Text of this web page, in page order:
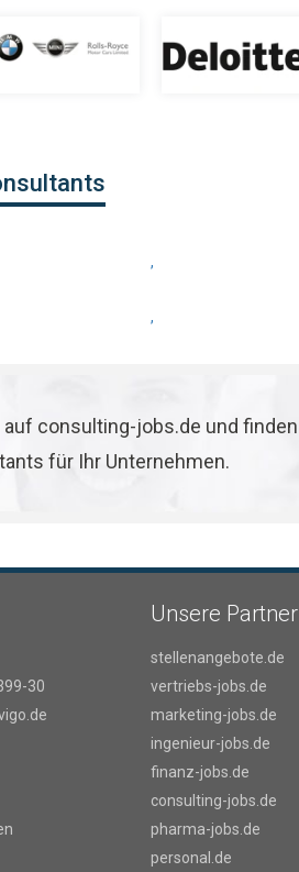
,
,
auf consulting-jobs.de und finden
für Ihr Unternehmen.
30
Unsere Partner
stellenangebote.de
vertriebs-jobs.de
marketing-jobs.de
ingenieur-jobs.de
finanz-jobs.de
consulting-jobs.de
pharma-jobs.de
personal.de